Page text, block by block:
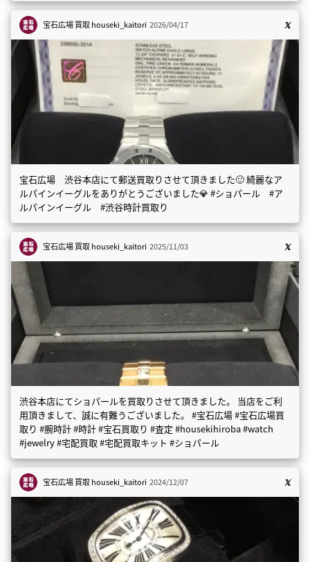
宝石広場 買取houseki_kaitori 2026/04/17
宝石広場 渋谷本店にて郵送買取りさせて頂きました🙂 綺麗なア
ルパインイーグルをありがとうございました💎 #ショパール #ア
ルパインイーグル #渋谷時計買取り
宝石広場 買取houseki_kaitori 2025/11/03
渋谷本店にてショパールを買取りさせて頂きました。 当店をご利
用頂きまして、誠に有難うございました。 #宝石広場 #宝石広場買
取り #腕時計 #時計 #宝石買取り #査定 #housekihiroba #watch
#jewelry #宅配買取 #宅配買取キット #ショパール
宝石広場 買取houseki_kaitori 2024/12/07